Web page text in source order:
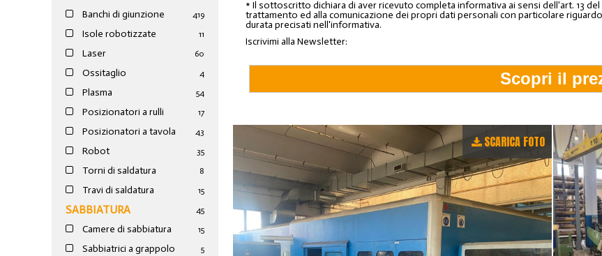
19
Banchi di giunzione 4
Isole robotizzate 11
Laser 60
Ossitaglio 4
Plasma 54
Posizionatori a rulli 17
Posizionatori a tavola 43
Robot 35
Torni di saldatura 8
Travi di saldatura 15
SABBIATURA 45
Camere di sabbiatura 15
Sabbiatrici a grappolo 5
* Il sottoscritto dichiara di aver ricevuto completa informativa ai sensi dell'art. 13
trattamento ed alla comunicazione dei propri dati personali con particolare
durata precisati nell'informativa.
Iscrivimi alla Newsletter:
SCARICA FOTO